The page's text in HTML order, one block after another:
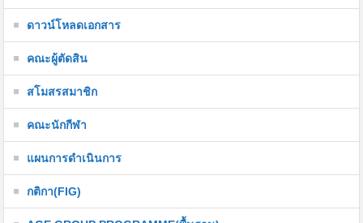
ดาวน์โหลดเอกสาร
คณะผู้ตัดสิน
สโมสรสมาชิก
คณะนักกีฬา
แผนการดำเนินการ
กติกา(FIG)